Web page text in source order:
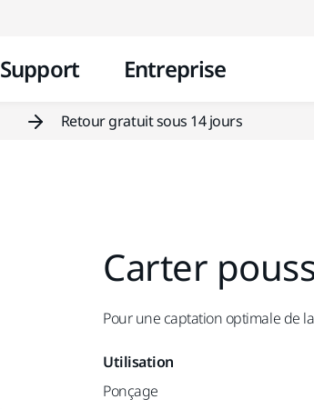
Support Entreprise
Retour gratuit sous 14 jours
Carter
Pour une captation optimale de
Utilisation
Ponçage